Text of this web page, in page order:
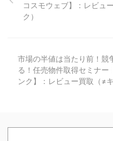
コスモウェブ】：レビュ
ク）
市場の半値は当たり前！競
る！任売物件取得セミナ
ンク】：レビュー買取（≠